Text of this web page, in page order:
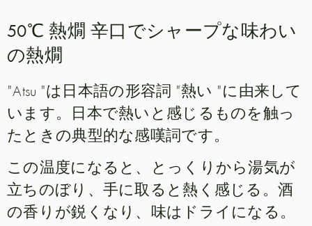
50℃ 熱燗 辛口でシャープな味わい
の熱燗
"Atsu "は日本語の形容詞 "熱い "に由来して
います。日本で熱いと感じるものを触っ
たときの典型的な感嘆詞です。
この温度になると、とっくりから湯気が
立ちのぼり、手に取ると熱く感じる。酒
の香りが鋭くなり、味はドライになる。